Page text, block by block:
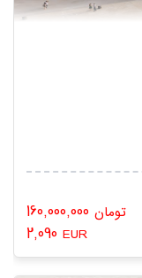
تومان
2,090 EUR